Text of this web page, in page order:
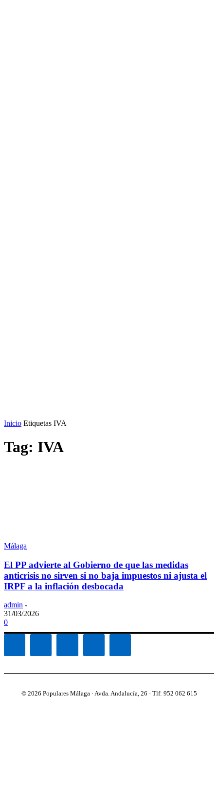
Inicio Etiquetas IVA
Tag: IVA
Málaga
El PP advierte al Gobierno de que las medidas
anticrisis no sirven si no baja impuestos ni ajusta el
IRPF a la inflación desbocada
admin -
31/03/2026
0
© 2026 Populares Málaga · Avda. Andalucía, 26 · Tlf: 952 062 615